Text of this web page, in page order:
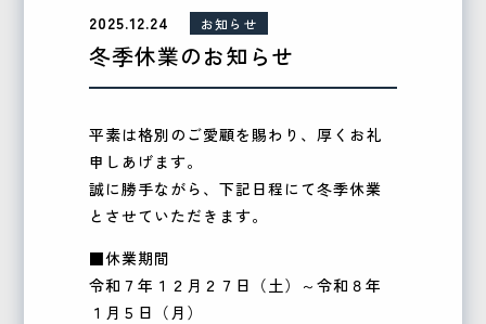
2025.12.24 お知らせ
冬季休業のお知らせ
平素は格別のご愛顧を賜わり、厚くお礼
申しあげます。
誠に勝手ながら、下記日程にて冬季休業
とさせていただきます。
■休業期間
令和７年１２月２７日（土）～令和８年
１月５日（月）